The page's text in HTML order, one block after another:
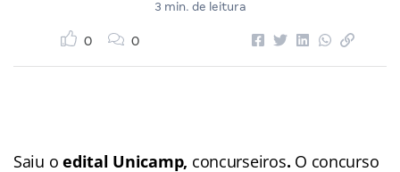
3 min. de leitura
0 0
Saiu oedital Unicamp, concurseiros. O concurso